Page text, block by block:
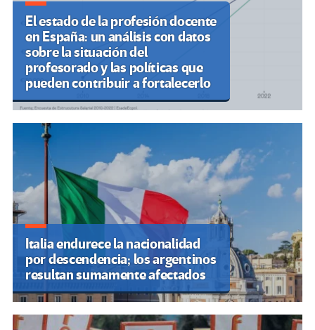
El estado de la profesión docente
en España: un análisis con datos
sobre la situación del
profesorado y las políticas que
pueden contribuir a fortalecerlo
Italia endurece la nacionalidad
por descendencia; los argentinos
resultan sumamente afectados